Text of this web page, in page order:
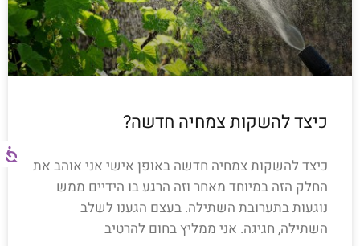
כיצד להשקות צמחיה חדשה?
כיצד להשקות צמחיה חדשה באופן אישי אני אוהב את
החלק הזה במיוחד מאחר וזה הרגע בו הידיים ממש
נוגעות בתערובת השתילה. בעצם הגענו לשלב
השתילה, חגיגה. אני ממליץ בחום להרטיב